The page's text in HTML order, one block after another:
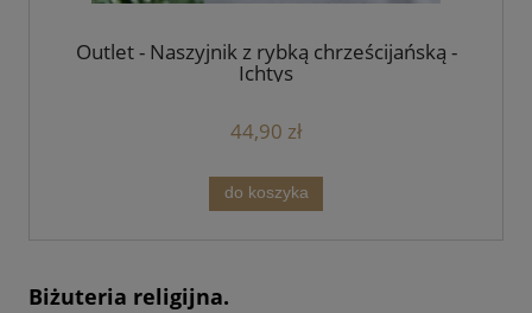
Outlet - Naszyjnik z rybką chrześcijańską -
Ichtys
44,90 zł
do koszyka
Biżuteria religijna.